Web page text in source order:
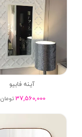
آینه فابیو
37,560,000 تومان